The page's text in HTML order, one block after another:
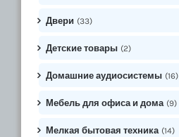
Двери (33)
Детские товары (2)
Домашние аудиосистемы (16)
Мебель для офиса и дома (9)
Мелкая бытовая техника (14)